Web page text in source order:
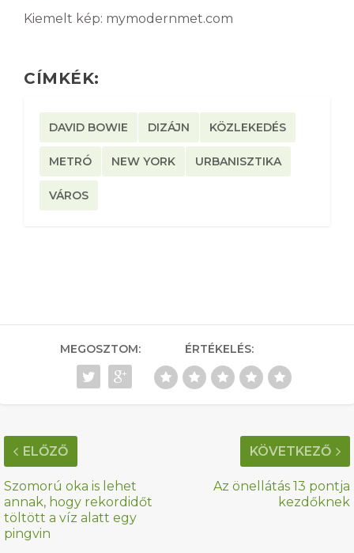
Kiemelt kép: mymodernmet.com
CÍMKÉK:
DAVID BOWIE DIZÁJN KÖZLEKEDÉS
METRÓ NEW YORK URBANISZTIKA
VÁROS
MEGOSZTOM: ÉRTÉKELÉS:
ELŐZŐ
Szomorú oka is lehet
annak, hogy rekordidőt
töltött a víz alatt egy
pingvin
KÖVETKEZŐ
Az önellátás 13 pontja
kezdőknek